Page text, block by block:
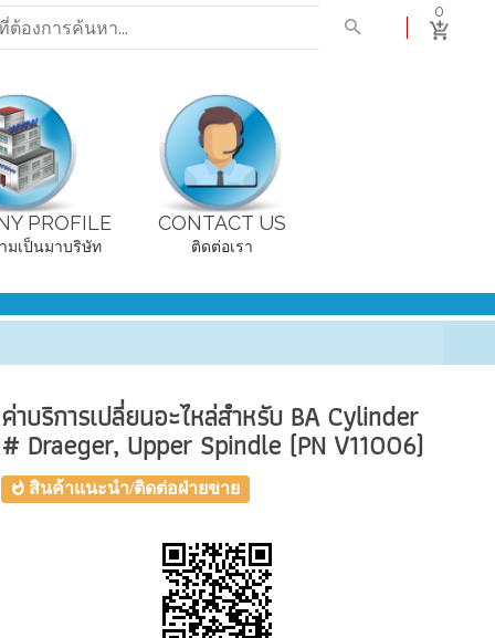
0
PROFILE
มเป็นมาบริษัท
CONTACT US
ติดต่อเรา
ค่าบริการเปลี่ยนอะไหล่สำหรับ BA Cylinder
# Draeger, Upper Spindle (PN V11006)
สินค้าแนะนำ/ติดต่อฝ่ายขาย